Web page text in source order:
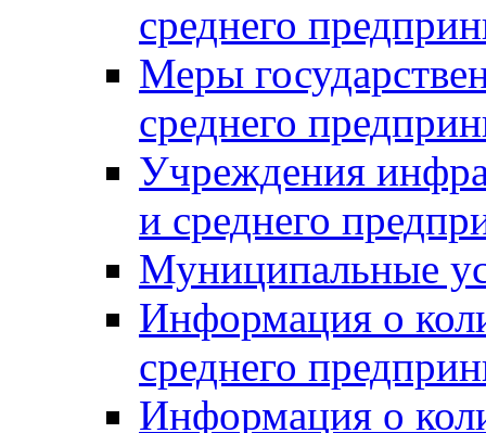
среднего
Меры
среднего
Учреждения
и среднего
Муниципальные
Информация о
среднего
Информация о